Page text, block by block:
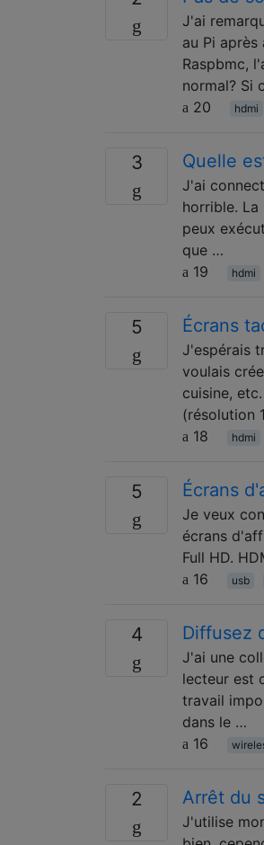
J'ai
au Pi
Raspbmc,
normal? Si
20
hdmi
3 Quelle
J'ai
horrible.
peux
que …
19
hdmi
5 Écrans
J'espérais
voulais
cuisine,
(résolution
18
hdmi
5 Écrans
Je veux
écrans
Full HD.
16
usb
4 Diffusez
J'ai une
lecteur est
travail
dans le …
16
2 Arrêt du
J'utilise